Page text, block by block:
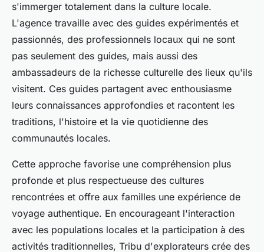
s'immerger totalement dans la culture locale.
L'agence travaille avec des guides expérimentés et
passionnés, des professionnels locaux qui ne sont
pas seulement des guides, mais aussi des
ambassadeurs de la richesse culturelle des lieux qu'ils
visitent. Ces guides partagent avec enthousiasme
leurs connaissances approfondies et racontent les
traditions, l'histoire et la vie quotidienne des
communautés locales.
Cette approche favorise une compréhension plus
profonde et plus respectueuse des cultures
rencontrées et offre aux familles une expérience de
voyage authentique. En encourageant l'interaction
avec les populations locales et la participation à des
activités traditionnelles, Tribu d'explorateurs crée des